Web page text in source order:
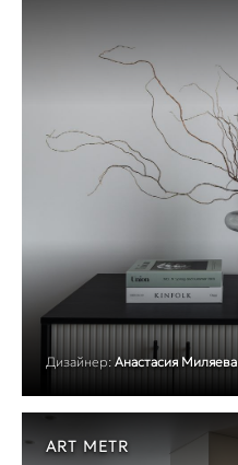
Дизайнер: Анастасия Миляева
ART METR